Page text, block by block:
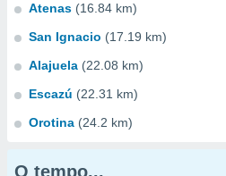
Atenas (16.84 km)
San Ignacio (17.19 km)
Alajuela (22.08 km)
Escazú (22.31 km)
Orotina (24.2 km)
O tempo...